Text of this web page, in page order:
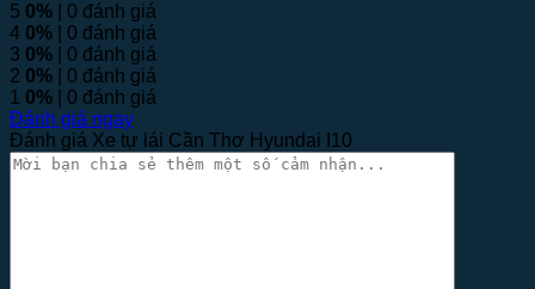
5 0% | 0 đánh giá
4 0% | 0 đánh giá
3 0% | 0 đánh giá
2 0% | 0 đánh giá
1 0% | 0 đánh giá
Đánh giá ngay
Đánh giá Xe tự lái Cần Thơ Hyundai I10